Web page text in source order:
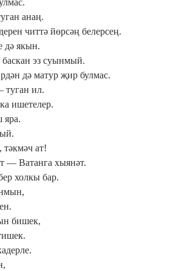
анаң.
читтә йөрсәң белерсең.
дә якын.
эз суынмый.
дә матур җир булмас.
ил.
ишетелер.
яра.
ат!
— Ватанга хыянәт.
холкы бар.
бишек,